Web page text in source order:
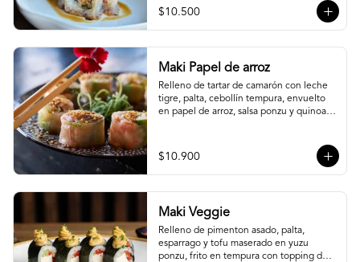
$10.500
Maki Papel de arroz
Relleno de tartar de camarón con leche
tigre, palta, cebollín tempura, envuelto
en papel de arroz, salsa ponzu y quinoa
$10.900
Maki Veggie
Relleno de pimenton asado, palta,
esparrago y tofu maserado en yuzu
ponzu, frito en tempura con topping de